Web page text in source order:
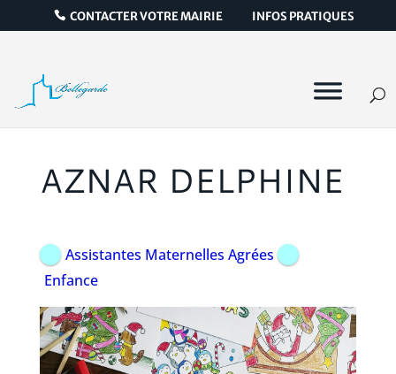
CONTACTER VOTRE MAIRIE INFOS PRATIQUES
AZNAR DELPHINE
Assistantes Maternelles Agrées
Enfance